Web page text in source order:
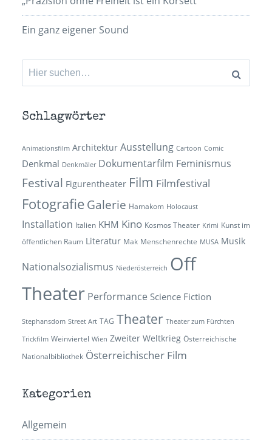
Ein ganz eigener Sound
Suchen
nach:
Schlagwörter
Animationsfilm Architektur Ausstellung Cartoon Comic
Denkmal Denkmäler Dokumentarfilm Feminismus
Festival Figurentheater Film Filmfestival
Fotografie Galerie Hamakom Holocaust
Installation Italien KHM Kino Kosmos Theater Krimi Kunst im
öffentlichen Raum Literatur Mak Menschenrechte MUSA Musik
Nationalsozialismus Niederösterreich Off
Theater Performance Science Fiction
Stephansdom Street Art TAG Theater Theater zum Fürchten
Trickfilm Weinviertel Wien Zweiter Weltkrieg Österreichische
Nationalbibliothek Österreichischer Film
Kategorien
Allgemein